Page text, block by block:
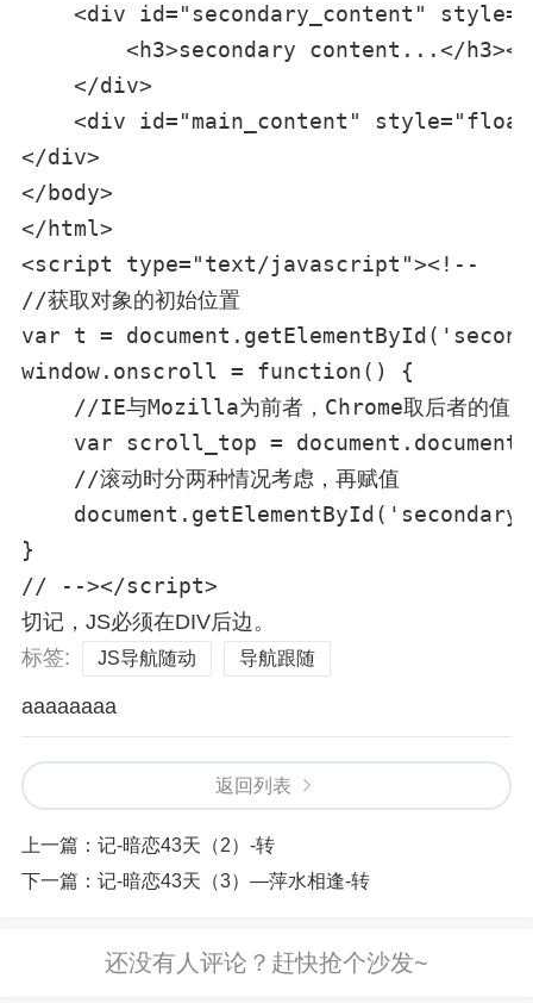
<div id="secondary_content"
<h3>secondary content...</
    </div>
<div id="main_content"
</div>
</body>
</html>
<script type="text/javascript"><!--
//获取对象的初始位置
var t =
window.onscroll = function() {
    //IE与Mozilla为前者，Chrome取后者的值
var scroll_top =
    //滚动时分两种情况考虑，再赋值
}
// --></script>
切记，JS必须在DIV后边。
标签:
JS导航随动 导航跟随
aaaaaaaa
返回列表
上一篇： 记-暗恋43天（2）-转
下一篇： 记-暗恋43天（3）—萍水相逢-转